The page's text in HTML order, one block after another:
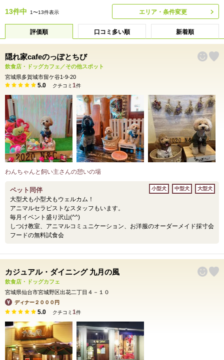
13件中 1〜13件表示 エリア・条件変更
評価順 口コミ多い順 新着順
隠れ家cafeのっぽとちび
飲食店・ドッグカフェ／その他スポット
宮城県多賀城市留ケ谷1-9-20
5.0 クチコミ 1件
わんちゃんと飼い主さんの憩いの場
ペット同伴
大型犬も小型犬もウェルカム！
アニマルセラピストなスタッフもいます。
毎月イベント盛り沢山(^^)
しつけ教室、アニマルコミュニケーション、お洋服のオーダーメイド採寸会
フードの無料試食会
小型犬 中型犬 大型犬
カジュアル・ダイニング 九月の風
飲食店・ドッグカフェ
宮城県仙台市宮城野区出花二丁目４－１０
ディナー２０００円
5.0 クチコミ 1件